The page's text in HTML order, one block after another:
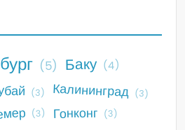
(5) Баку (4)
(3) Калининград (3)
(3) Гонконг (3)